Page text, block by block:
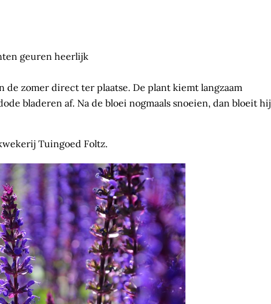
geuren heerlijk
de zomer direct ter plaatse. De plant kiemt langzaam
bladeren af. Na de bloei nogmaals snoeien, dan bloeit hij
Tuingoed Foltz.